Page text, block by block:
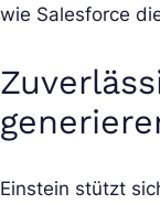
wie Salesforce
Einstein stützt